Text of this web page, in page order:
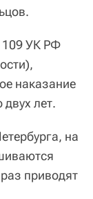
109 УК РФ
наказание
лет.
на
приводят